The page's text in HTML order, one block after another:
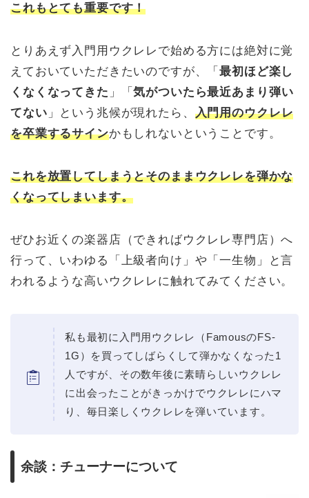
これもとても重要です！
とりあえず入門用ウクレレで始める方には絶対に覚
えておいていただきたいのですが、「最初ほど楽し
くなくなってきた 」「気がついたら最近あまり弾い
てない 」という兆候が現れたら、 入門用のウクレレ
を卒業するサインかもしれないということです。
これを放置してしまうとそのままウクレレを弾かな
くなってしまいます。
ぜひお近くの楽器店（できればウクレレ専門店）へ
行って、いわゆる「上級者向け」や「一生物」と言
われるような高いウクレレに触れてみてください。
私も最初に入門用ウクレレ（FamousのFS-
1G）を買ってしばらくして弾かなくなった1
人ですが、その数年後に素晴らしいウクレレ
に出会ったことがきっかけでウクレレにハマ
り、毎日楽しくウクレレを弾いています。
余談：チューナーについて